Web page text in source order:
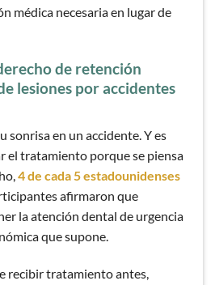
médica necesaria en lugar de
de retención
lesiones por accidentes
sonrisa en un accidente. Y es
el tratamiento porque se piensa
4 de cada 5 estadounidenses
afirmaron que
la atención dental de urgencia
que supone.
recibir tratamiento antes,